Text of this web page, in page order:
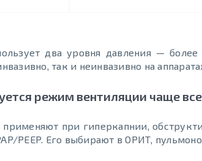
два уровня давления —
так и неинвазивно на
режим вентиляции чаще
применяют при гиперкапнии,
PEEP. Его выбирают в ОРИТ,